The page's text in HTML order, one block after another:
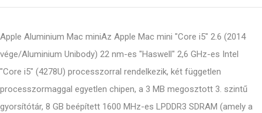
Apple Aluminium Mac miniAz Apple Mac mini "Core i5" 2.6 (2014
vége/Aluminium Unibody) 22 nm-es "Haswell" 2,6 GHz-es Intel
"Core i5" (4278U) processzorral rendelkezik, két független
processzormaggal egyetlen chipen, a 3 MB megosztott 3. szintű
gyorsítótár, 8 GB beépített 1600 MHz-es LPDDR3 SDRAM (amely a